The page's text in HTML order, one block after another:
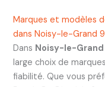
Marques et modèles
dans Noisy-le-Grand
Dans Noisy-le-Grand
large choix de
fiabilité. Que vous